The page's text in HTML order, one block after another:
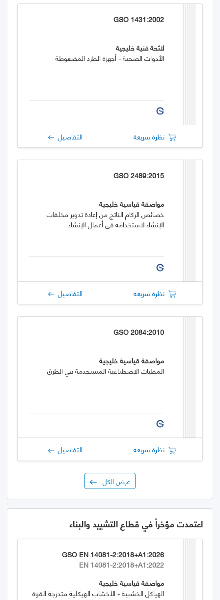
GSO 1431:2002
لائحة فنية خليجية
الأدوات الصحية - أجهزة الطرد المضغوطة
نظرة سريعة التفاصيل
GSO 2489:2015
مواصفة قياسية خليجية
خصائص الركام الناتج من إعادة تدوير مخلفات
الإنشاء لاستخدامه في أعمال الإنشاء
نظرة سريعة التفاصيل
GSO 2084:2010
مواصفة قياسية خليجية
المطبات الاصطناعية المستخدمة في الطرق
نظرة سريعة التفاصيل
عرض الكل
اعتمدت مؤخراً في قطاع التشييد والبناء
GSO EN 14081-2:2018+A1:2026
EN 14081-2:2018+A1:2022
مواصفة قياسية خليجية
الهياكل الخشبية - الأخشاب الهيكلية متدرجة القوة